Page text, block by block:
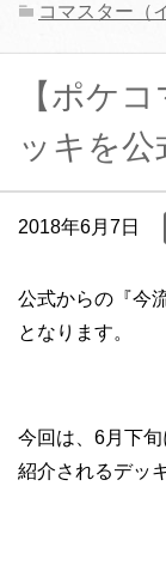
コマスター（
【ポケ
ッキを公
2018年6月7日
公式からの『今
となります。
今回は、6月下
紹介されるデッ